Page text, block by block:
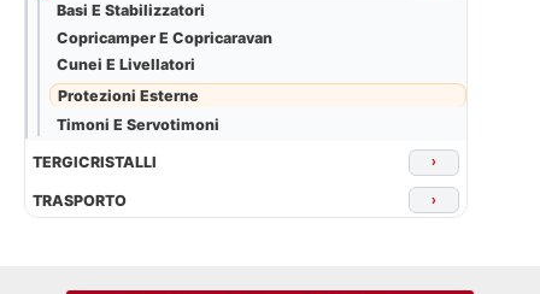
Basi E Stabilizzatori
Copricamper E Copricaravan
Cunei E Livellatori
Protezioni Esterne
Timoni E Servotimoni
TERGICRISTALLI ›
TRASPORTO ›